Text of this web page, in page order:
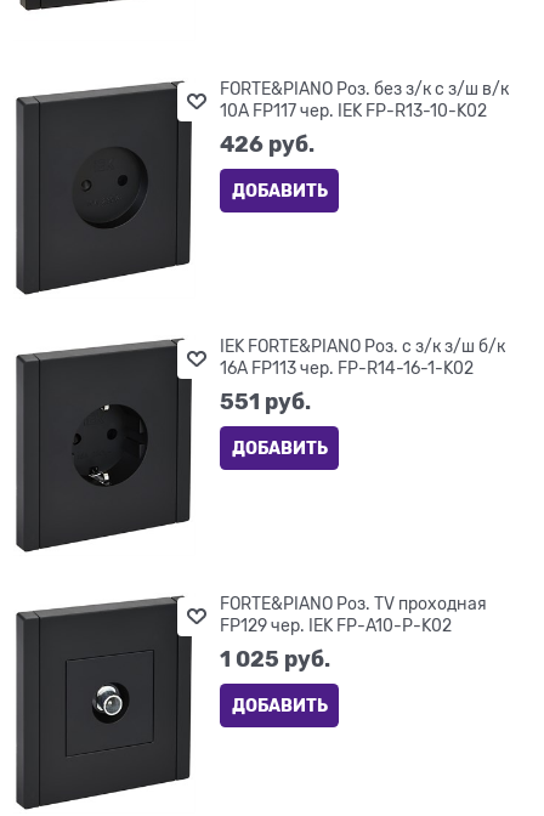
FORTE&PIANO Роз. без з/к с з/ш в/к
10А FP117 чер. IEK FP-R13-10-K02
426 руб.
ДОБАВИТЬ
IEK FORTE&PIANO Роз. с з/к з/ш б/к
16А FP113 чер. FP-R14-16-1-K02
551 руб.
ДОБАВИТЬ
FORTE&PIANO Роз. TV проходная
FP129 чер. IEK FP-A10-P-K02
1 025 руб.
ДОБАВИТЬ